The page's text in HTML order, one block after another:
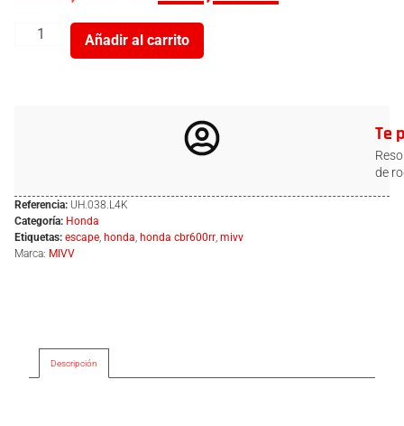
Añadir al carrito
Te
de
Referencia: UH.038.L4K
Categoría: Honda
Etiquetas: escape honda honda cbr600rr mivv
Marca: MIVV
Descripción